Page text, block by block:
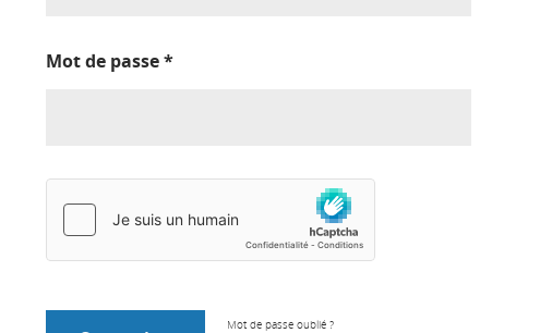
Mot de passe*
Mot de passe oublié ?